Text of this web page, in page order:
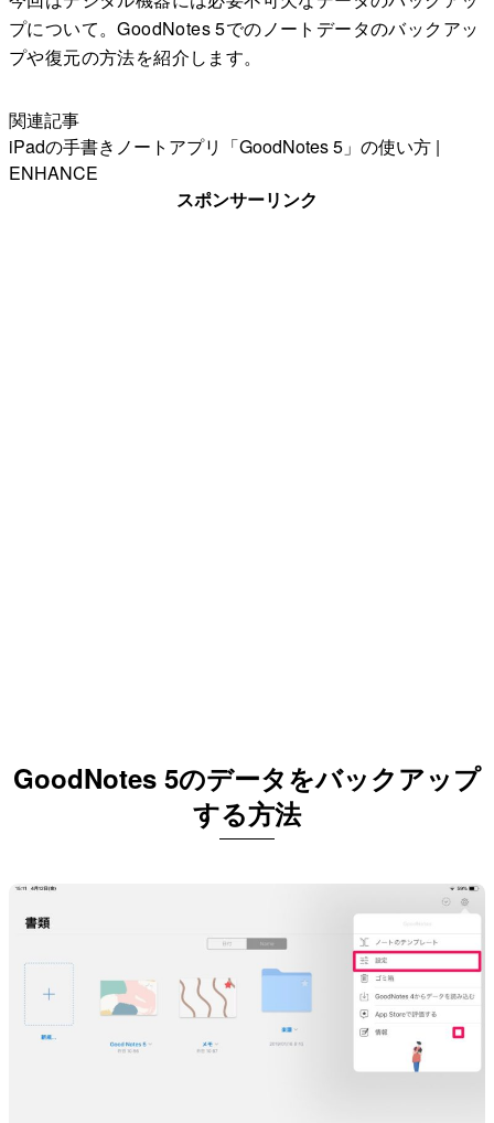
プについて。GoodNotes 5でのノートデータのバックアッ
プや復元の方法を紹介します。
関連記事
iPadの手書きノートアプリ「GoodNotes 5」の使い方 |
ENHANCE
スポンサーリンク
GoodNotes 5のデータをバックアップ
する方法